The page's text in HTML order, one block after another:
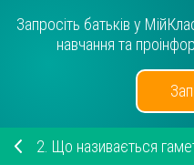
Запросіть батьків у
навчання та
2. Що називається